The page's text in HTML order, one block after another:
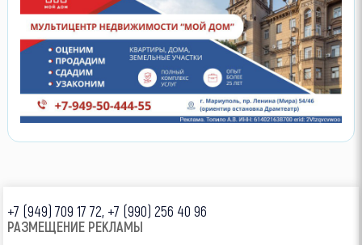
+7 (949) 709 17 72, +7 (990) 256 40 96
РАЗМЕЩЕНИЕ РЕКЛАМЫ